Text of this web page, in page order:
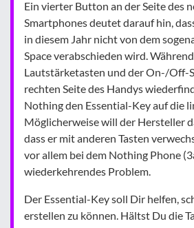
Ein vierter Button an der Seite des
Smartphones deutet darauf hin,
in diesem Jahr nicht von dem
Space verabschieden wird.
Lautstärketasten und der On-/Off-
rechten Seite des Handys
Nothing den Essential-Key auf die
Möglicherweise will der Hersteller
dass er mit anderen Tasten
vor allem bei dem Nothing Phone
wiederkehrendes Problem.
Der Essential-Key soll Dir helfen,
erstellen zu können. Hältst Du die